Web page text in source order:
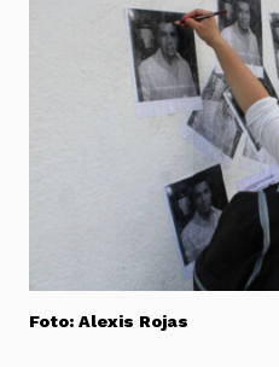
Foto: Alexis Rojas